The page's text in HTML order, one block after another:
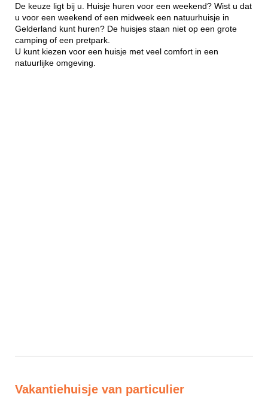
De keuze ligt bij u. Huisje huren voor een weekend? Wist u dat
u voor een weekend of een midweek een natuurhuisje in
Gelderland kunt huren? De huisjes staan niet op een grote
camping of een pretpark.
U kunt kiezen voor een huisje met veel comfort in een
natuurlijke omgeving.
Vakantiehuisje van particulier